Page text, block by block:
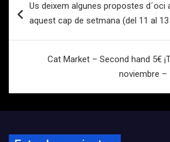
de
Us deixem algunes propostes d´oci
aquest cap de setmana (del 11 al
Cat Market – Second hand 5€
noviembre –